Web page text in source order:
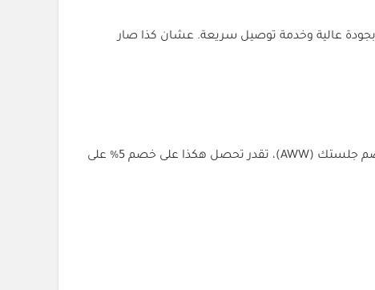
عالية وخدمة توصيل سريعة. عشان كذا صار
بصراحة، أكواد الخصم مثل كود جلستك توفر عليك كثير من الفلوس، وتخليك تشتري اللي تبيه بأقل سعر ممكن. مع كود خصم جلستك (AWW)، تقدر تحصل هكذا على خصم 5% على